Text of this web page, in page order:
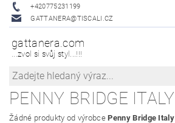
+420775231199
GATTANERA@TISCALI.CZ
gattanera.com
...zvol si svůj styl...!!!
PENNY BRIDGE ITALY
Žádné produkty od výrobcePenny Bridge Italy